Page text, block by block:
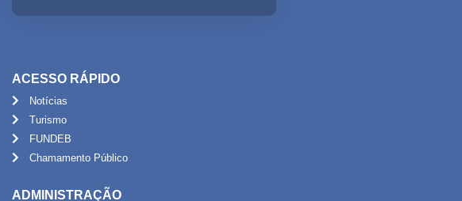
ACESSO RÁPIDO
Notícias
Turismo
FUNDEB
Chamamento Público
ADMINISTRAÇÃO